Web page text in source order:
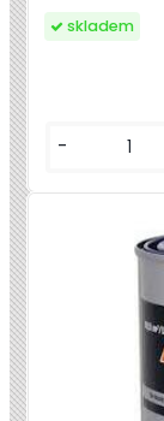
skladem
-